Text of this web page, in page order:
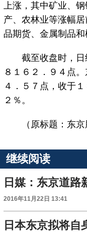
上涨，其中矿业、
产、农林业等涨幅
品期货、金属制品和
截至收盘时，日
８１６２．９４点
４．５７点，收于
２％。
（原标题：东京
继续阅读
2016年11月22日 13:41
日本东京拟将自